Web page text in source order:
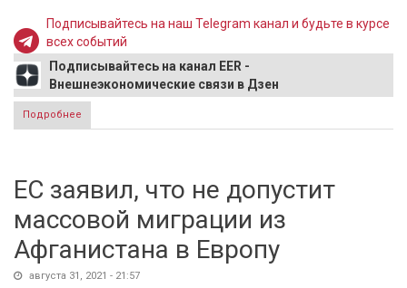
Подписывайтесь на наш Telegram канал и будьте в курсе
всех событий
Подписывайтесь на канал EER -
Внешнеэкономические связи в Дзен
Подробнее
подписанный Зеленским документ в США
ЕС заявил, что не допустит
массовой миграции из
Афганистана в Европу
августа 31, 2021 - 21:57